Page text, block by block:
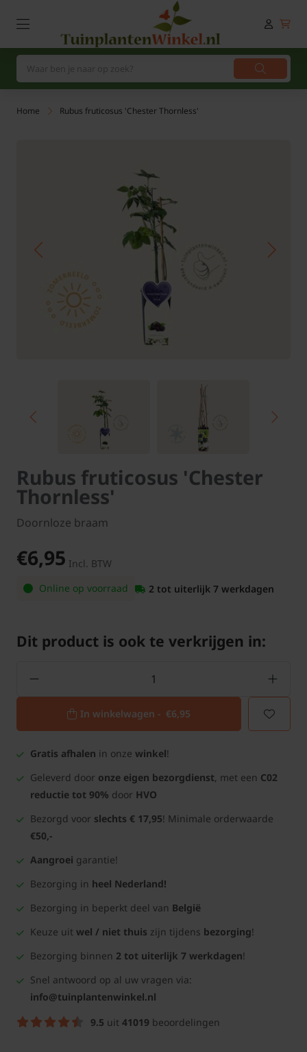
Home Rubus fruticosus 'Chester Thornless'
Rubus fruticosus 'Chester
Thornless'
Doornloze braam
€6,95 Incl. BTW
Online op voorraad
2 tot uiterlijk 7 werkdagen
Dit product is ook te verkrijgen in:
In winkelwagen - €6,95
Gratis afhalen in onze winkel!
Geleverd door onze eigen bezorgdienst, met een C02
reductie tot 90% door HVO
Bezorgd voor slechts € 17,95! Minimale orderwaarde
€50,-
Aangroei garantie!
Bezorging in heel Nederland!
Bezorging in beperkt deel van België
Keuze uit wel / niet thuis zijn tijdens bezorging!
Bezorging binnen 2 tot uiterlijk 7 werkdagen!
Snel antwoord op al uw vragen via:
info@tuinplantenwinkel.nl
9.5 uit 41019 beoordelingen